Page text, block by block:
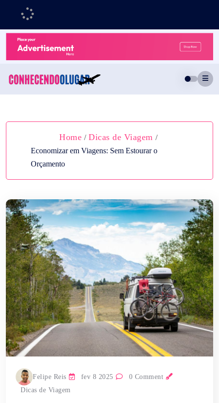
Home / Dicas de Viagem /
Economizar em Viagens: Sem Estourar o
Orçamento
Felipe Reis fev 8 2025
0 Comment
Dicas de Viagem